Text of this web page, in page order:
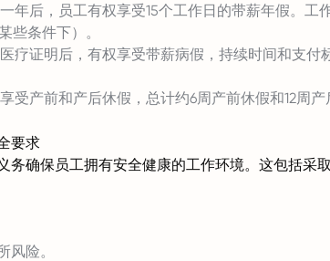
年后，员工有权享受15个工作日的带薪年假。工
些条件下）。
疗证明后，有权享受带薪病假，持续时间和支付
受产前和产后休假，总计约6周产前休假和12周
要求
务确保员工拥有安全健康的工作环境。这包括采
风险。